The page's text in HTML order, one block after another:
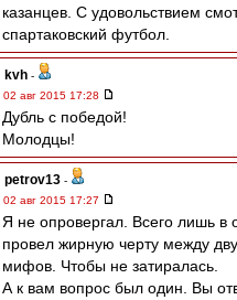
казанцев. С удовольствием
спартаковский футбол.
kvh -
02 авг 2015 17:28
Дубль с победой!
Молодцы!
petrov13 -
02 авг 2015 17:27
Я не опровергал. Всего лишь в
провел жирную черту между
мифов. Чтобы не затиралась.
А к вам вопрос был один. Вы